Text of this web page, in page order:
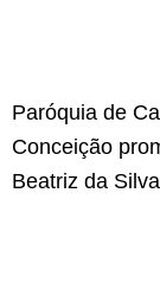
Paróquia de
Conceição
Beatriz da Silva